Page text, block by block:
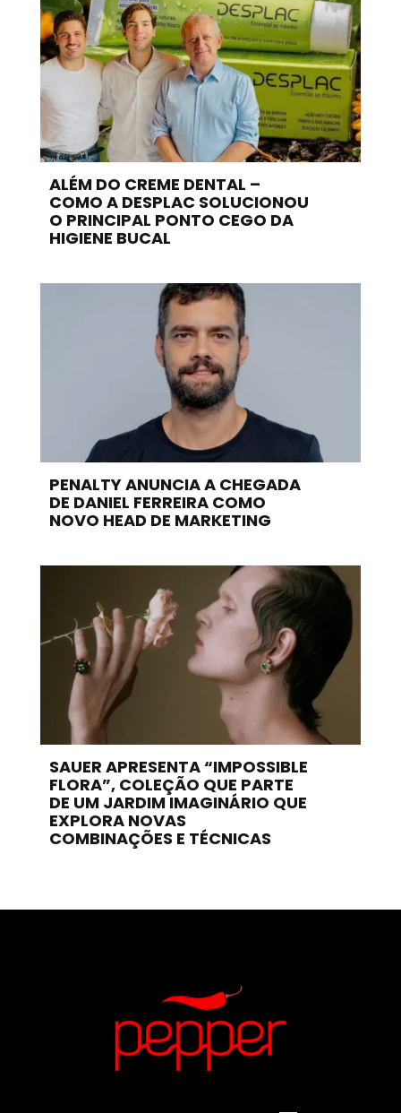
ALÉM DO CREME DENTAL –
COMO A DESPLAC SOLUCIONOU
O PRINCIPAL PONTO CEGO DA
HIGIENE BUCAL
PENALTY ANUNCIA A CHEGADA
DE DANIEL FERREIRA COMO
NOVO HEAD DE MARKETING
SAUER APRESENTA “IMPOSSIBLE
FLORA”, COLEÇÃO QUE PARTE
DE UM JARDIM IMAGINÁRIO QUE
EXPLORA NOVAS
COMBINAÇÕES E TÉCNICAS